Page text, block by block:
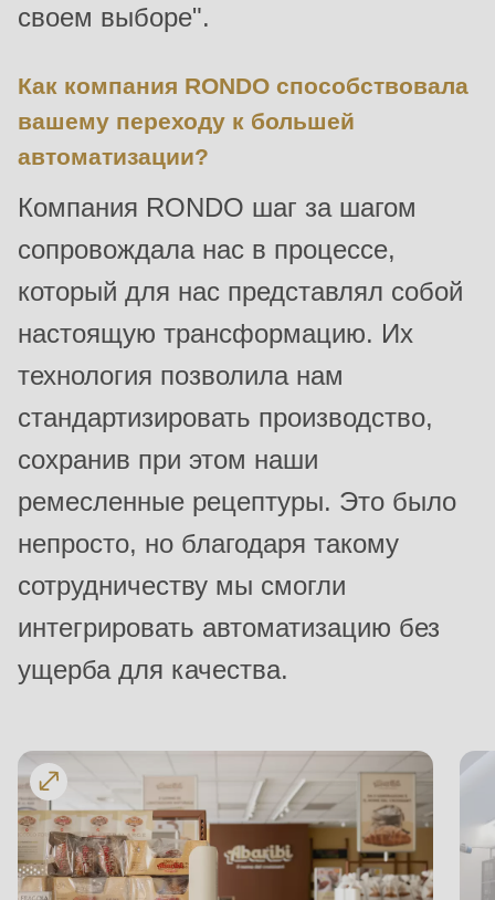
#1
of
deprecated
Drupal\rondo_contact\ContactService-
>Drupal\rondo_contact\
{closure}
(line
597
of
Deprecated
function :
mb_substr():
Passing
null
#1
($string)
of
type
string
своем выборе".
Как компания RONDO способствовала
вашему переходу к большей
автоматизации?
Компания RONDO шаг за шагом
сопровождала нас в процессе,
который для нас представлял собой
настоящую трансформацию. Их
технология позволила нам
стандартизировать производство,
сохранив при этом наши
ремесленные рецептуры. Это было
непросто, но благодаря такому
сотрудничеству мы смогли
интегрировать автоматизацию без
ущерба для качества.